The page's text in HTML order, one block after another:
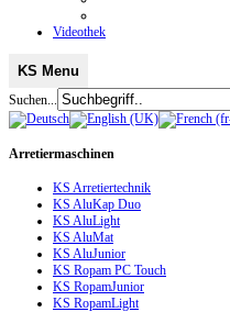
Videothek
KS Menu
Suchen...
Arretiermaschinen
KS Arretiertechnik
KS AluKap Duo
KS AluLight
KS AluMat
KS AluJunior
KS Ropam PC Touch
KS RopamJunior
KS RopamLight